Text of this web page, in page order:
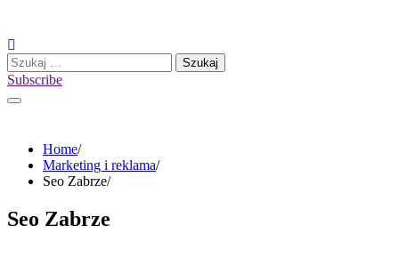
content
Szukaj:
Subscribe
Home
Marketing i reklama
Seo Zabrze
Seo Zabrze